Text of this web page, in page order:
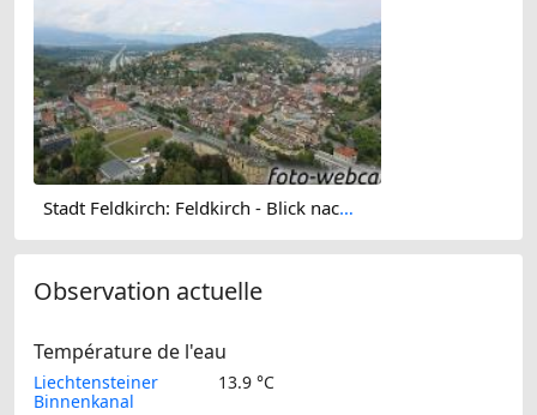
Stadt Feldkirch: Feldkirch - Blick nach Norden
Observation actuelle
Température de l'eau
Liechtensteiner
Binnenkanal
13.9 °C